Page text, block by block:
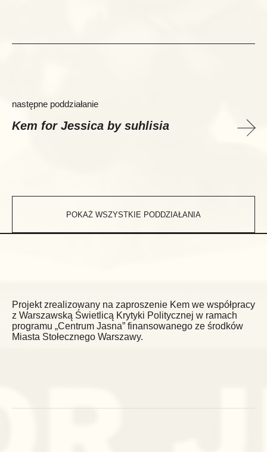
następne poddziałanie
Kem for Jessica by suhlisia
POKAŻ WSZYSTKIE PODDZIAŁANIA
Projekt zrealizowany na zaproszenie Kem we współpracy
z Warszawską Świetlicą Krytyki Politycznej w ramach
programu „Centrum Jasna” finansowanego ze środków
Miasta Stołecznego Warszawy.